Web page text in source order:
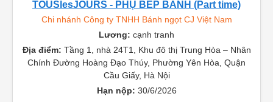
TOUSlesJOURS - PHỤ BẾP BÁNH (Part time)
Chi nhánh Công ty TNHH Bánh ngọt CJ Việt Nam
Lương:cạnh tranh
Địa điểm:Tầng 1, nhà 24T1, Khu đô thị Trung Hòa – Nhân
Chính Đường Hoàng Đạo Thúy, Phường Yên Hòa, Quận
Cầu Giấy, Hà Nội